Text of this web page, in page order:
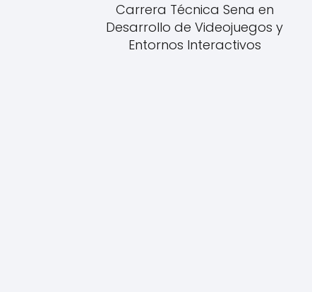
Carrera Técnica Sena en
Desarrollo de Videojuegos y
Entornos Interactivos